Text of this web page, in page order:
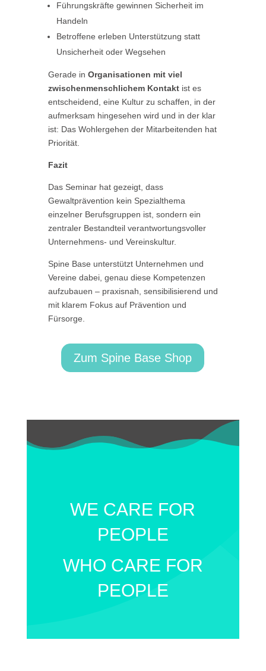
Führungskräfte gewinnen Sicherheit im
Handeln
Betroffene erleben Unterstützung statt
Unsicherheit oder Wegsehen
Gerade in Organisationen mit viel
zwischenmenschlichem Kontaktist es
entscheidend, eine Kultur zu schaffen, in der
aufmerksam hingesehen wird und in der klar
ist: Das Wohlergehen der Mitarbeitenden hat
Priorität.
Fazit
Das Seminar hat gezeigt, dass
Gewaltprävention kein Spezialthema
einzelner Berufsgruppen ist, sondern ein
zentraler Bestandteil verantwortungsvoller
Unternehmens- und Vereinskultur.
Spine Base unterstützt Unternehmen und
Vereine dabei, genau diese Kompetenzen
aufzubauen – praxisnah, sensibilisierend und
mit klarem Fokus auf Prävention und
Fürsorge.
Zum Spine Base Shop
WE CARE FOR
PEOPLE
WHO CARE FOR
PEOPLE